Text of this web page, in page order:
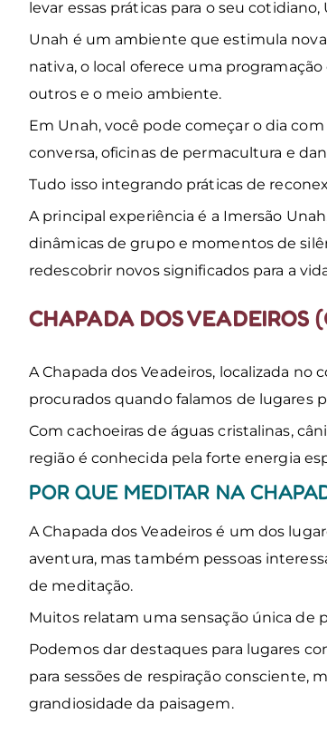
levar essas práticas para o seu
Unah é um ambiente que estimula
nativa, o local oferece uma
outros e o meio ambiente.
Em Unah, você pode começar o dia
conversa, oficinas de permacultura e
Tudo isso integrando práticas de
A principal experiência é a Imersão
dinâmicas de grupo e momentos de
redescobrir novos significados para a
CHAPADA DOS VEADEIROS
A Chapada dos Veadeiros, localizada no
procurados quando falamos de lugares
Com cachoeiras de águas cristalinas,
região é conhecida pela forte energia
POR QUE MEDITAR NA
A Chapada dos Veadeiros é um dos
aventura, mas também pessoas
de meditação.
Muitos relatam uma sensação única de
Podemos dar destaques para lugares
para sessões de respiração consciente,
grandiosidade da paisagem.